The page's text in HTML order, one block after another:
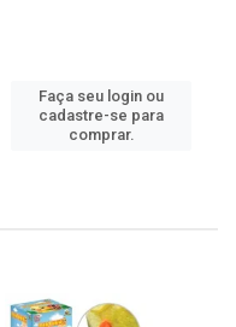
Faça seu login ou
cadastre-se para
comprar.